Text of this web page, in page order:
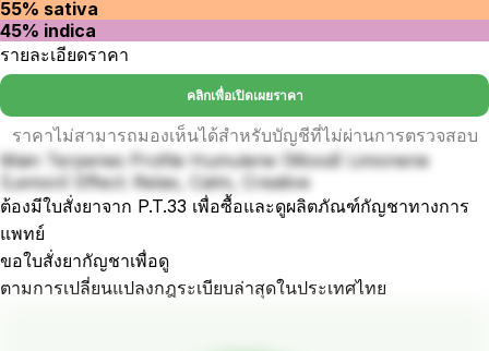
55% sativa
45% indica
รายละเอียดราคา
คลิกเพื่อเปิดเผยราคา
ราคาไม่สามารถมองเห็นได้สำหรับบัญชีที่ไม่ผ่านการตรวจสอบ
Main Terpenes Profile Humulene (Wood) Limonene
(Lemon) Effect: Relax, Calm, Creative
ต้องมีใบสั่งยาจาก P.T.33 เพื่อซื้อและดูผลิตภัณฑ์กัญชาทางการ
แพทย์
ขอใบสั่งยากัญชาเพื่อดู
ตามการเปลี่ยนแปลงกฎระเบียบล่าสุดในประเทศไทย